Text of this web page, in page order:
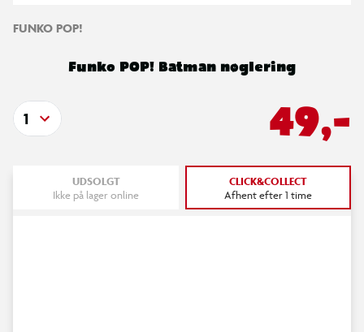
FUNKO POP!
Funko POP! Batman nøglering
49,-
1
UDSOLGT
Ikke på lager online
CLICK&COLLECT
Afhent efter 1 time